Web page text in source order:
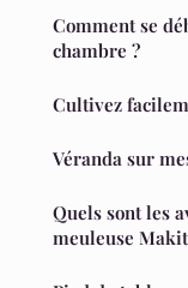
Comment se
chambre ?
Cultivez
Véranda sur
Quels sont les
meuleuse